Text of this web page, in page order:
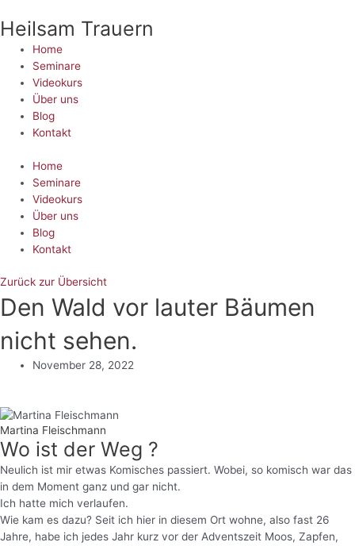
Inhalt
springen
Heilsam Trauern
Home
Seminare
Videokurs
Über uns
Blog
Kontakt
Home
Seminare
Videokurs
Über uns
Blog
Kontakt
Zurück zur Übersicht
Den Wald vor lauter Bäumen
nicht sehen.
November 28, 2022
Martina Fleischmann
Wo ist der Weg ?
Neulich ist mir etwas Komisches passiert. Wobei, so komisch war das
in dem Moment ganz und gar nicht.
Ich hatte mich verlaufen.
Wie kam es dazu? Seit ich hier in diesem Ort wohne, also fast 26
Jahre, habe ich jedes Jahr kurz vor der Adventszeit Moos, Zapfen,